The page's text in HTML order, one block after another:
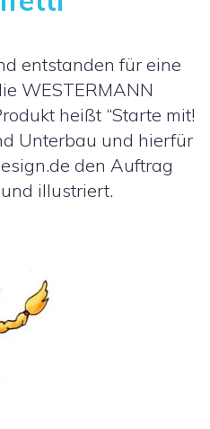
entstanden für eine
WESTERMANN
heißt “Starte mit!
Unterbau und hierfür
den Auftrag
illustriert.